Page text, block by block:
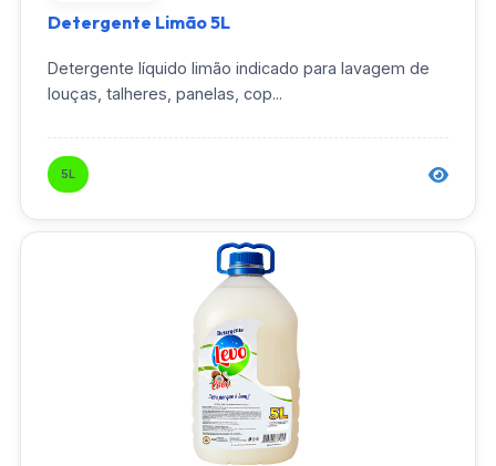
Detergente Limão 5L
Detergente líquido limão indicado para lavagem de
louças, talheres, panelas, cop...
5L